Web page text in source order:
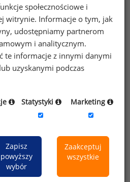
najnowsze informacje o
zawartych w
Sedlak
Sedlak sp. z o.o.
bezpłatnego
wynagrodzenia.pl.
na przesyłanie na podany
handlowych oraz
społecznościowe i
witrynie. Informacje o tym, jak
udostępniamy partnerom
i analitycznym.
te informacje z innymi danymi
uzyskanymi podczas
Statystyki Marketing
Zapisz
powyższy
wybór
Zaakceptuj
wszystkie